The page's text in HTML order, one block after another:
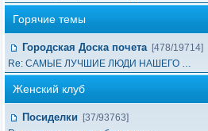
Горячие темы
Городская Доска почета [478/19714]
Re: САМЫЕ ЛУЧШИЕ ЛЮДИ НАШЕГО …
Женский клуб
Посиделки
[37/93763]